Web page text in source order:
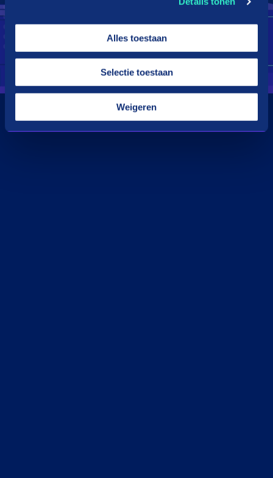
Alles toestaan
Selectie toestaan
Weigeren